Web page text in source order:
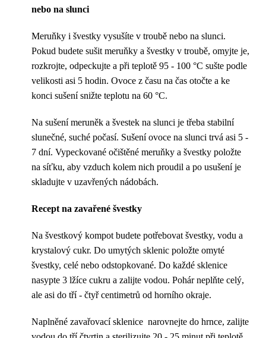
nebo na slunci
Meruňky i švestky vysušíte v troubě nebo na slunci.
Pokud budete sušit meruňky a švestky v troubě, omyjte je,
rozkrojte, odpeckujte a při teplotě 95 - 100 °C sušte podle
velikosti asi 5 hodin. Ovoce z času na čas otočte a ke
konci sušení snižte teplotu na 60 °C.
Na sušení meruněk a švestek na slunci je třeba stabilní
slunečné, suché počasí. Sušení ovoce na slunci trvá asi 5 -
7 dní. Vypeckované očištěné meruňky a švestky položte
na síťku, aby vzduch kolem nich proudil a po usušení je
skladujte v uzavřených nádobách.
Recept na zavařené švestky
Na švestkový kompot budete potřebovat švestky, vodu a
krystalový cukr. Do umytých sklenic položte omyté
švestky, celé nebo odstopkované. Do každé sklenice
nasypte 3 lžíce cukru a zalijte vodou. Pohár neplňte celý,
ale asi do tří - čtyř centimetrů od horního okraje.
Naplněné zavařovací sklenice narovnejte do hrnce, zalijte